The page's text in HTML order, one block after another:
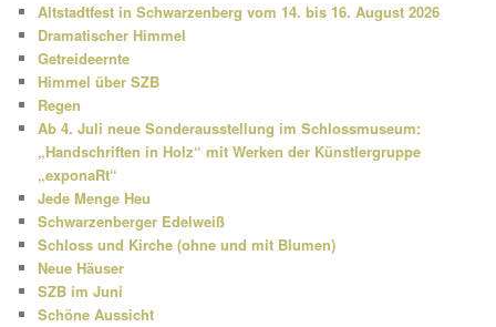
n
Altstadtfest in Schwarzenberg vom 14. bis 16. August 2026
Dramatischer Himmel
Getreideernte
Himmel über SZB
Regen
Ab 4. Juli neue Sonderausstellung im Schlossmuseum:
„Handschriften in Holz“ mit Werken der Künstlergruppe
„exponaRt“
Jede Menge Heu
Schwarzenberger Edelweiß
Schloss und Kirche (ohne und mit Blumen)
Neue Häuser
SZB im Juni
Schöne Aussicht